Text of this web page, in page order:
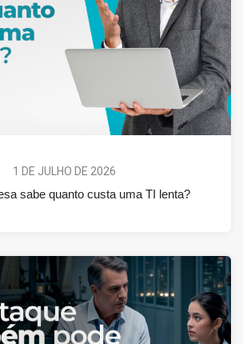
1 DE JULHO DE 2026
sabe quanto custa uma TI lenta?